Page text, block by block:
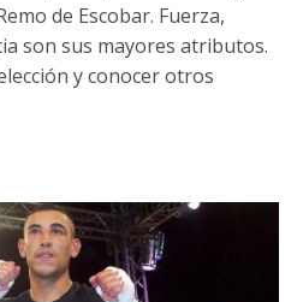
de Escobar. Fuerza,
son sus mayores atributos.
y conocer otros